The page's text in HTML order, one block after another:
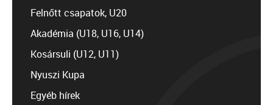
Felnőtt csapatok, U20
Akadémia (U18, U16, U14)
Kosársuli (U12, U11)
Nyuszi Kupa
Egyéb hírek